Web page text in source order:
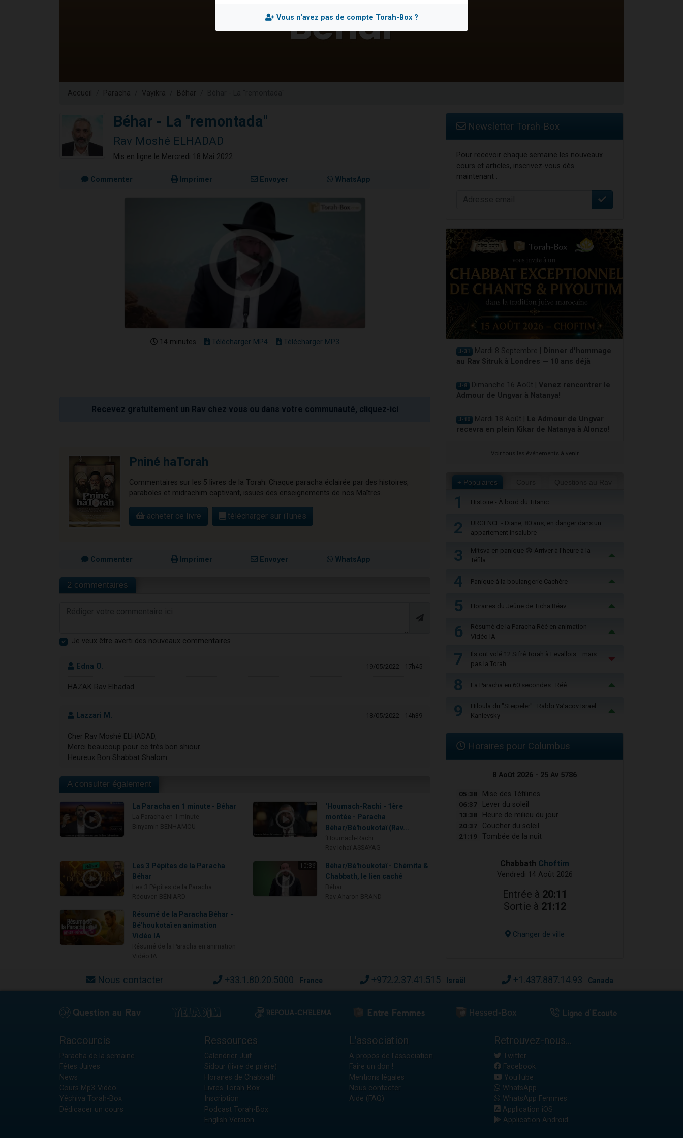
3 personnes viennent de nous rejoindre sur WhatsApp
Accueil Paracha Vayikra Béhar
Béhar - La "remontada"
Rav Moshé ELHADAD
Mis en ligne le Mercredi 18 Mai 2022
Commenter Imprimer Envoyer WhatsApp
14 minutes Télécharger MP4 Télécharger MP3
Recevez gratuitement un Rav chez vous ou dans votre communauté, cliquez-ici
Pniné haTorah
Commentaires sur les 5 livres de la Torah. Chaque paracha éclairée par des histoires,
paraboles et midrachim captivant, issues des enseignements de nos Maîtres.
acheter ce livre télécharger sur iTunes
Commenter Imprimer Envoyer WhatsApp
2 commentaires
Je veux être averti des nouveaux commentaires
Edna O. 19/05/2022 - 17h45
HAZAK Rav Elhadad .
Lazzari M. 18/05/2022 - 14h39
Cher Rav Moshé ELHADAD,
Merci beaucoup pour ce très bon shiour.
Heureux Bon Shabbat Shalom
A consulter également
La Paracha en 1 minute - Béhar
‘Houmach-Rachi - 1ère
montée - Paracha
Béhar/Bé'houkotaï (Rav...
Les 3 Pépites de la Paracha
Béhar
10:36
Béhar/Bé'houkotaï - Chémita &
Chabbath, le lien caché
Résumé de la Paracha Béhar -
Bé'houkotaï en animation
Vidéo IA
Newsletter Torah-Box
Pour recevoir chaque semaine les nouveaux
cours et articles, inscrivez-vous dès
maintenant :
J-31 Mardi 8 Septembre |
Dinner d'hommage
au Rav Sitruk à Londres — 10 ans déjà
J-8 Dimanche 16 Août | Venez rencontrer le
Admour de Ungvar à Natanya!
J-10 Mardi 18 Août |
Le Admour de Ungvar
recevra en plein Kikar de Natanya à Alonzo!
Voir tous les événements à venir
+ Populaires
1 Histoire - À bord du Titanic
2
URGENCE - Diane, 80 ans, en danger dans un
appartement insalubre
3
Mitsva en panique 😨 Arriver à l'heure à la
Téfila
4 Panique à la boulangerie Cachère
5 Horaires du Jeûne de Ticha Béav
6
Résumé de la Paracha Réé en animation
Vidéo IA
7
Ils ont volé 12 Sifré Torah à Levallois… mais
pas la Torah
8 La Paracha en 60 secondes : Réé
9
Hiloula du "Steïpeler" : Rabbi Ya’acov Israël
Kanievsky
Horaires pour Columbus
8 Août 2026 - 25 Av 5786
05:38 Mise des Téfilines
06:37 Lever du soleil
13:38 Heure de milieu du jour
20:37 Coucher du soleil
21:19 Tombée de la nuit
Chabbath Choftim
Vendredi 14 Août 2026
Entrée à 20:11
Sortie à 21:12
Changer de ville
Nous contacter +33.1.80.20.5000 France +972.2.37.41.515 Israël +1.437.887.14.93 Canada
Raccourcis
Paracha de la semaine
Fêtes Juives
News
Cours Mp3-Vidéo
Yéchiva Torah-Box
Dédicacer un cours
Ressources
Calendrier Juif
Sidour (livre de prière)
Horaires de Chabbath
Livres Torah-Box
Inscription
Podcast Torah-Box
English Version
L'association
A propos de l'association
Faire un don !
Mentions légales
Nous contacter
Aide (FAQ)
Retrouvez-nous...
Twitter
Facebook
YouTube
WhatsApp
WhatsApp Femmes
Application iOS
Application Android
Vous n'avez pas de compte Torah-Box ?